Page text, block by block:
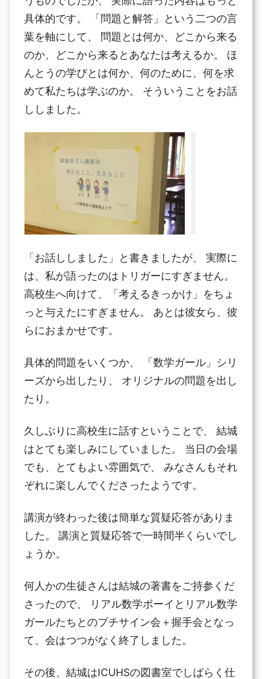
具体的です。 「問題と解答」という二つの言
葉を軸にして、 問題とは何か、どこから来る
のか、どこから来るとあなたは考えるか。 ほ
んとうの学びとは何か、何のために、何を求
めて私たちは学ぶのか。 そういうことをお話
ししました。
「お話ししました」と書きましたが、 実際に
は、私が語ったのはトリガーにすぎません。
高校生へ向けて、「考えるきっかけ」をちょ
っと与えたにすぎません。 あとは彼女ら、彼
らにおまかせです。
具体的問題をいくつか、 「数学ガール」シリ
ーズから出したり、 オリジナルの問題を出し
たり。
久しぶりに高校生に話すということで、 結城
はとても楽しみにしていました。 当日の会場
でも、とてもよい雰囲気で、 みなさんもそれ
ぞれに楽しんでくださったようです。
講演が終わった後は簡単な質疑応答がありま
した。 講演と質疑応答で一時間半くらいでし
ょうか。
何人かの生徒さんは結城の著書をご持参くだ
さったので、 リアル数学ボーイとリアル数学
ガールたちとのプチサイン会＋握手会となっ
て、会はつつがなく終了しました。
その後、結城はICUHSの図書室でしばらく仕